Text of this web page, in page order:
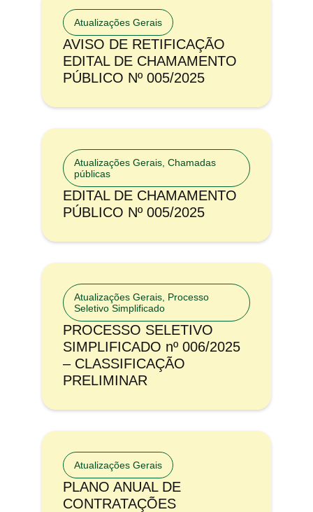
Atualizações Gerais
AVISO DE RETIFICAÇÃO
EDITAL DE CHAMAMENTO
PÚBLICO Nº 005/2025
Atualizações Gerais Chamadas
públicas
EDITAL DE CHAMAMENTO
PÚBLICO Nº 005/2025
Atualizações Gerais Processo
Seletivo Simplificado
PROCESSO SELETIVO
SIMPLIFICADO nº 006/2025
– CLASSIFICAÇÃO
PRELIMINAR
Atualizações Gerais
PLANO ANUAL DE
CONTRATAÇÕES